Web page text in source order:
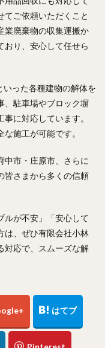
てご依頼いただくこと
業廃棄物の収集運搬か
おり、安心して任せら
いった各種建物の解体を
、駐車場やブロック塀
に対応しています。
施工が可能です。
中市・庄原市、さらに
皆さまから多くの信頼
ルが不安」「安心して
は、ぜひ有限会社小林
対応で、スムーズな解